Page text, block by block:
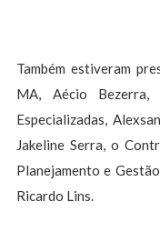
Também estiveram
MA, Aécio Bezerra,
Especializadas,
Jakeline Serra, o
Planejamento e
Ricardo Lins.